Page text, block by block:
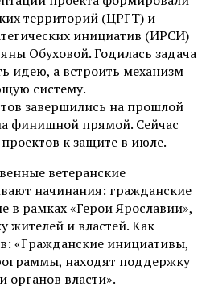
территорий (ЦРГТ) и
инициатив (ИРСИ)
Обуховой. Годилась задача
идею, а встроить механизм
систему.
завершились на прошлой
финишной прямой. Сейчас
к защите в июле.
ветеранские
начинания: гражданские
рамках «Герои Ярославии»,
жителей и властей. Как
«Гражданские инициативы,
находят поддержку
органов власти».